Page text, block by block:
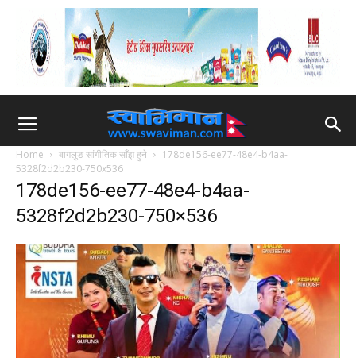
Home बागलुङ सांगीतिक साँझ हुने
178de156-ee77-48e4-b4aa-
5328f2d2b230-750x536
178de156-ee77-48e4-b4aa-
5328f2d2b230-750×536